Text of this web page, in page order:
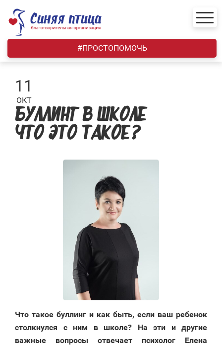
content
#ПРОСТОПОМОЧЬ
11
ОКТ
БУЛЛИНГ В ШКОЛЕ —
ЧТО ЭТО ТАКОЕ?
Что такое буллинг и как быть, если ваш ребенок
столкнулся с ним в школе? На эти и другие
важные вопросы отвечает психолог Елена